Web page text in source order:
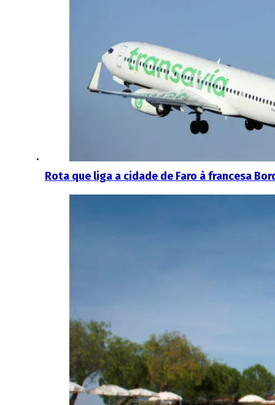
Rota que liga a cidade de Faro à francesa